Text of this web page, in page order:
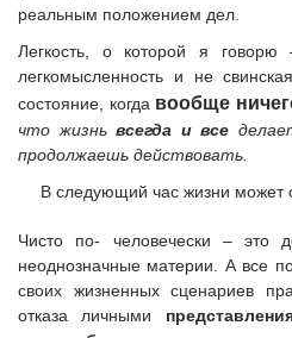
реальным положением дел.
Легкость, о которой я говорю
легкомысленность и не
состояние, когда вообще
что жизньвсегда и все
продолжаешь действовать.
В следующий час жизни может
Чисто по- человечески – это
неоднозначные материи. А все
своих жизненных сценариев
отказа личными